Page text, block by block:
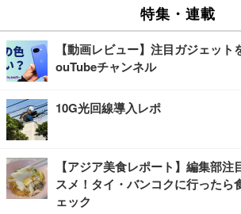
特集・連載
【動画レビュー】注目ガジェッ
ouTubeチャンネル
10G光回線導入レポ
【アジア美食レポート】編集部
スメ！タイ・バンコクに行ったら
ェック